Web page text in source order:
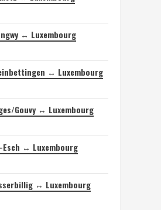
↔ Luxembourg
↔ Luxembourg
Gouvy ↔ Luxembourg
Esch ↔ Luxembourg
↔ Luxembourg